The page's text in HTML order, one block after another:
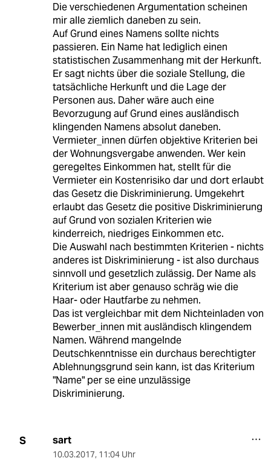
Die verschiedenen Argumentation scheinen
mir alle ziemlich daneben zu sein.
Auf Grund eines Namens sollte nichts
passieren. Ein Name hat lediglich einen
statistischen Zusammenhang mit der Herkunft.
Er sagt nichts über die soziale Stellung, die
tatsächliche Herkunft und die Lage der
Personen aus. Daher wäre auch eine
Bevorzugung auf Grund eines ausländisch
klingenden Namens absolut daneben.
Vermieter_innen dürfen objektive Kriterien bei
der Wohnungsvergabe anwenden. Wer kein
geregeltes Einkommen hat, stellt für die
Vermieter ein Kostenrisiko dar und dort erlaubt
das Gesetz die Diskriminierung. Umgekehrt
erlaubt das Gesetz die positive Diskriminierung
auf Grund von sozialen Kriterien wie
kinderreich, niedriges Einkommen etc.
Die Auswahl nach bestimmten Kriterien - nichts
anderes ist Diskriminierung - ist also durchaus
sinnvoll und gesetzlich zulässig. Der Name als
Kriterium ist aber genauso schräg wie die
Haar- oder Hautfarbe zu nehmen.
Das ist vergleichbar mit dem Nichteinladen von
Bewerber_innen mit ausländisch klingendem
Namen. Während mangelnde
Deutschkenntnisse ein durchaus berechtigter
Ablehnungsgrund sein kann, ist das Kriterium
"Name" per se eine unzulässige
Diskriminierung.
S sart
10.03.2017, 11:04 Uhr